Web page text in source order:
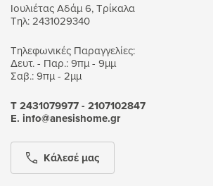
Ιουλιέτας Αδάμ 6, Τρίκαλα
Τηλ: 2431029340
Τηλεφωνικές Παραγγελίες:
Δευτ. - Παρ.: 9πμ - 9μμ
Σαβ.: 9πμ - 2μμ
Τ 2431079977 - 2107102847
Ε. info@anesishome.gr
Κάλεσέ μας